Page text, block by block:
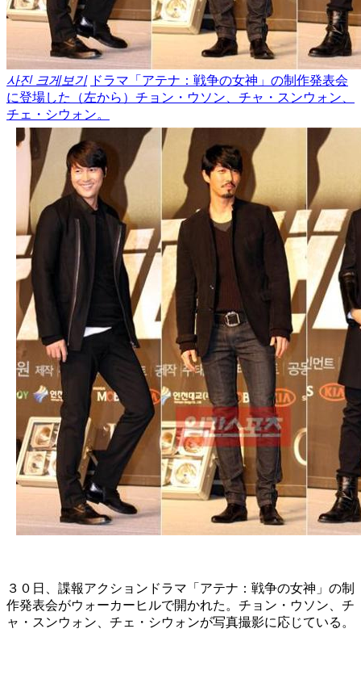
사진 크게보기 ドラマ「アテナ：戦争の女神」の制作発表会
に登場した（左から）チョン・ウソン、チャ・スンウォン、
チェ・シウォン。
３０日、諜報アクションドラマ「アテナ：戦争の女神」の制
作発表会がウォーカーヒルで開かれた。チョン・ウソン、チ
ャ・スンウォン、チェ・シウォンが写真撮影に応じている。